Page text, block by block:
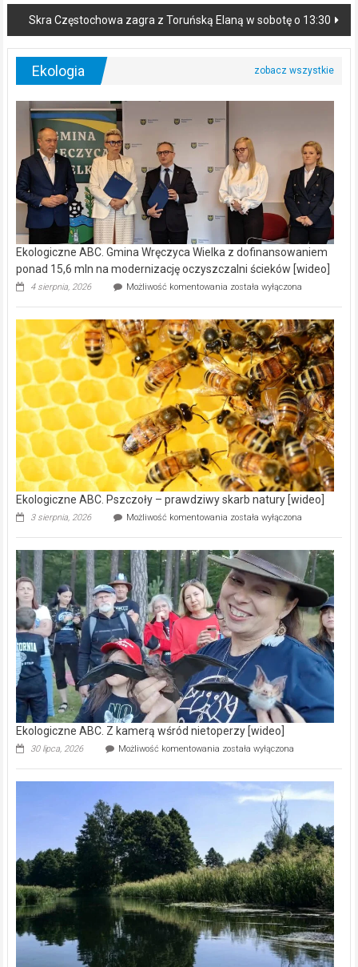
Skra Częstochowa zagra z Toruńską Elaną w sobotę o 13:30
Ekologia
Ekologiczne ABC. Gmina Wręczyca Wielka z dofinansowaniem
ponad 15,6 mln na modernizację oczyszczalni ścieków [wideo]
4 sierpnia, 2026 Możliwość komentowania Ekologiczne
Wręczyca
Wielka
z
dofinansowaniem
ponad
15,6
mln
na
modernizację
oczyszczalni
ścieków
[wideo]
została wyłączona
Ekologiczne ABC. Pszczoły – prawdziwy skarb natury [wideo]
3 sierpnia, 2026 Możliwość komentowania Ekologiczne
–
prawdziwy
skarb
natury
[wideo]
została wyłączona
Ekologiczne ABC. Z kamerą wśród nietoperzy [wideo]
30 lipca, 2026 Możliwość komentowania Ekologiczne
kamerą
wśród
została wyłączona